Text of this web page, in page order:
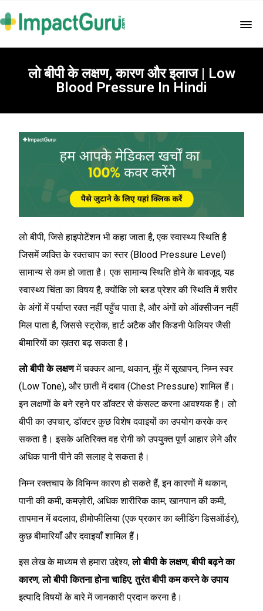
लो बीपी के लक्षण, कारण और इलाज | Low
Blood Pressure In Hindi
लो बीपी, जिसे हाइपोटेंशन भी कहा जाता है, एक स्वास्थ्य स्थिति है
जिसमें व्यक्ति के रक्तचाप का स्तर (Blood Pressure Level)
सामान्य से कम हो जाता है। एक सामान्य स्थिति होने के बावजूद, यह
स्वास्थ्य चिंता का विषय है, क्योंकि लो ब्लड प्रेशर की स्थिति में शरीर
के अंगों में पर्याप्त रक्त नहीं पहुँच पाता है, और अंगों को ऑक्सीजन नहीं
मिल पाता है, जिससे स्ट्रोक, हार्ट अटैक और किडनी फेलियर जैसी
बीमारियों का ख़तरा बढ़ सकता है।
लो बीपी के लक्षणमें चक्कर आना, थकान, मुँह में सूखापन, निम्न स्वर
(Low Tone), और छाती में दबाव (Chest Pressure) शामिल हैं।
इन लक्षणों के बने रहने पर डॉक्टर से कंसल्ट करना आवश्यक है। लो
बीपी का उपचार, डॉक्टर कुछ विशेष दवाइयों का उपयोग करके कर
सकता है। इसके अतिरिक्त वह रोगी को उपयुक्त पूर्ण आहार लेने और
अधिक पानी पीने की सलाह दे सकता है।
निम्न रक्तचाप के विभिन्न कारण हो सकते हैं, इन कारणों में थकान,
पानी की कमी, कमज़ोरी, अधिक शारीरिक काम, खानपान की कमी,
तापमान में बदलाव, हीमोफीलिया (एक प्रकार का ब्‍लीडिंग डिसऑर्डर),
कुछ बीमारियाँ और दवाइयाँ शामिल हैं।
इस लेख के माध्यम से हमारा उद्देश्य,लो बीपी के लक्षण,बीपी बढ़ने का
कारण,लो बीपी कितना होना चाहिए,तुरंत बीपी कम करने के उपाय
इत्यादि विषयों के बारे में जानकारी प्रदान करना है।